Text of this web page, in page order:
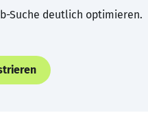
Suche deutlich optimieren.